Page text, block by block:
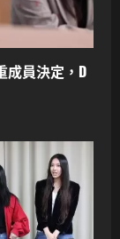
成員決定，D